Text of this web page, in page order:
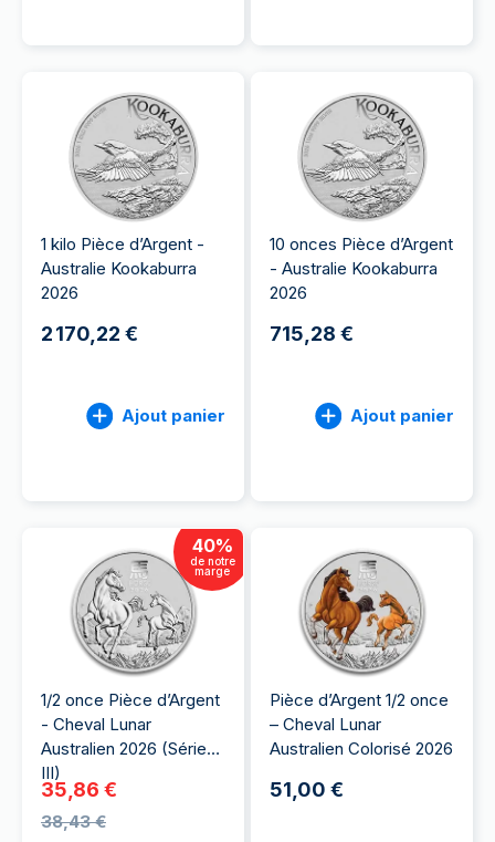
1 kilo Pièce d’Argent -
Australie Kookaburra
2026
2 170,22 €
Ajout panier
10 onces Pièce d’Argent
- Australie Kookaburra
2026
715,28 €
Ajout panier
40%
de notre
marge
1/2 once Pièce d’Argent
- Cheval Lunar
Australien 2026 (Série
III)
35,86 €
38,43 €
Pièce d’Argent 1/2 once
– Cheval Lunar
Australien Colorisé 2026
51,00 €